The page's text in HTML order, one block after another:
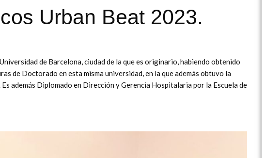
Urban Beat 2023.
de Barcelona, ciudad de la que es originario, habiendo obtenido
de Doctorado en esta misma universidad, en la que además obtuvo la
además Diplomado en Dirección y Gerencia Hospitalaria por la Escuela de